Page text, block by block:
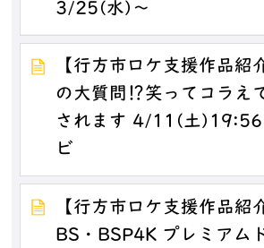
3/25(水)～
【行方市ロケ支援作品紹
の大質問⁉笑ってコラえ
されます 4/11(土)19:56
ビ
【行方市ロケ支援作品紹
BS・BSP4K プレミアム